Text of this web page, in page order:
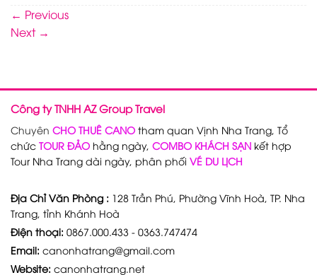
← Previous
Next →
Công ty TNHH AZ Group Travel
Chuyên CHO THUÊ CANO tham quan Vịnh Nha Trang, Tổ
chức TOUR ĐẢO hằng ngày, COMBO KHÁCH SẠN kết hợp
Tour Nha Trang dài ngày, phân phối VÉ DU LỊCH
Địa Chỉ Văn Phòng : 128 Trần Phú, Phường Vĩnh Hoà, TP. Nha
Trang, tỉnh Khánh Hoà
Điện thoại: 0867.000.433 - 0363.747474
Email: canonhatrang@gmail.com
Website: canonhatrang.net